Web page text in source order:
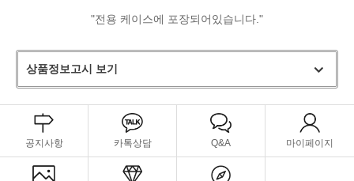
"전용 케이스에 포장되어있습니다."
상품정보고시 보기
공지사항 카톡상담 Q&A 마이페이지